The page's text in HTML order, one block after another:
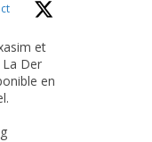
et
Der
en